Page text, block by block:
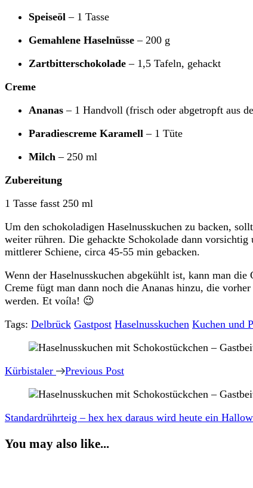
Speiseöl – 1 Tasse
Gemahlene Haselnüsse – 200 g
Zartbitterschokolade – 1,5 Tafeln, gehackt
Creme
Ananas – 1 Handvoll (frisch oder abgetropft aus
Paradiescreme Karamell – 1 Tüte
Milch – 250 ml
Zubereitung
1 Tasse fasst 250 ml
Um den schokoladigen Haselnusskuchen zu backen,
weiter rühren. Die gehackte Schokolade dann
mittlerer Schiene, circa 45-55 min gebacken.
Wenn der Haselnusskuchen abgekühlt ist, kann man
Creme fügt man dann noch die Ananas hinzu, die
werden. Et voíla! 😉
Tags: Delbrück Gastpost Haselnusskuchen Kuchen und
Post
Navigation
Kürbistaler Previous Post
Standardrührteig – hex hex daraus wird heute ein
You may also like...